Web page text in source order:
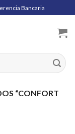
Bancaria
“CONFORT